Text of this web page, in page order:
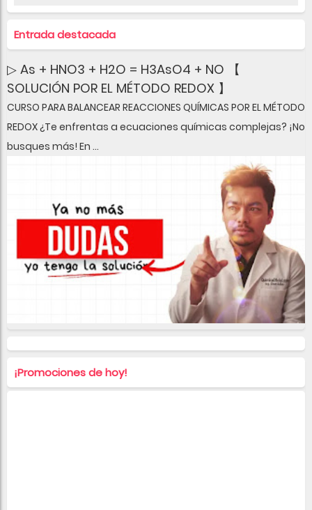
Entrada destacada
▷ As + HNO3 + H2O = H3AsO4 + NO 【
SOLUCIÓN POR EL MÉTODO REDOX 】
CURSO PARA BALANCEAR REACCIONES QUÍMICAS POR EL MÉTODO
REDOX ¿Te enfrentas a ecuaciones químicas complejas? ¡No
busques más! En ...
¡Promociones de hoy!